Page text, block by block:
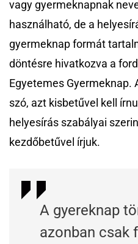
vagy gyermeknapnak
használható, de a
gyermeknap formát
döntésre hivatkozva a
Egyetemes Gyermeknap.
szó, azt kisbetűvel kell
helyesírás szabályai
kezdőbetűvel írjuk.
A gyereknap
azonban csak